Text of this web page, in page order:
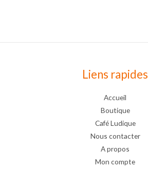
Liens rapides
Accueil
Boutique
Café Ludique
Nous contacter
A propos
Mon compte